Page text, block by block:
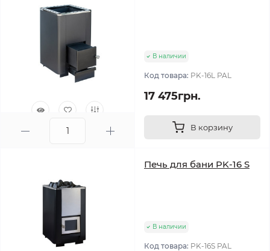
В наличии
Код товара: PK-16L PAL
17 475грн.
В корзину
Печь для бани PK-16 S
В наличии
Код товара: PK-16S PAL